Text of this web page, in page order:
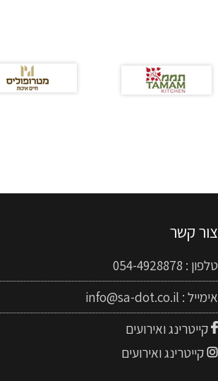
צור קשר
טלפון : 054-4928878
אימייל : info@sa-dot.co.il
קייטרינג ואירועים
קייטרינג ואירועים